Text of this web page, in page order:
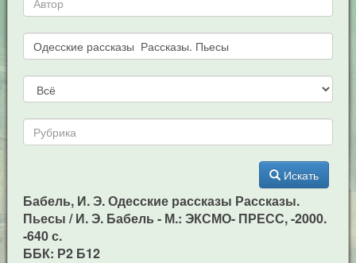
Искать
Бабель, И. Э. Одесские рассказы Рассказы.
Пьесы / И. Э. Бабель - М.: ЭКСМО- ПРЕСС, -2000.
-640 с.
ББК: Р2 Б12